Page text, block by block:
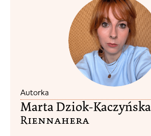
Autorka
Marta Dziok-Kaczyńska
Riennahera​